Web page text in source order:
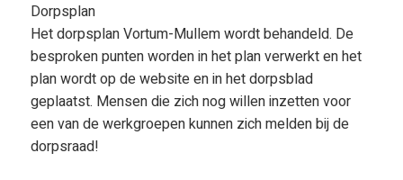
Dorpsplan
Het dorpsplan Vortum-Mullem wordt behandeld. De
besproken punten worden in het plan verwerkt en het
plan wordt op de website en in het dorpsblad
geplaatst. Mensen die zich nog willen inzetten voor
een van de werkgroepen kunnen zich melden bij de
dorpsraad!